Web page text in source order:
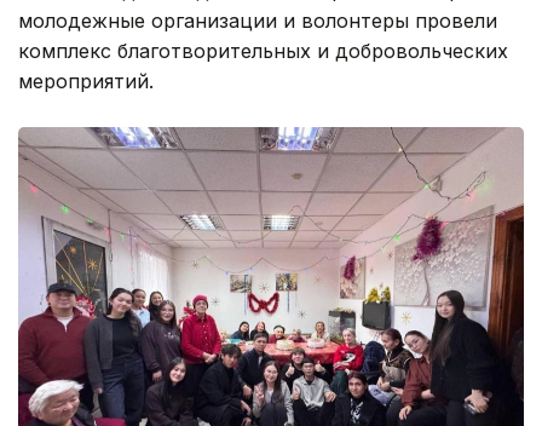
молодежные организации и волонтеры провели
комплекс благотворительных и добровольческих
мероприятий.